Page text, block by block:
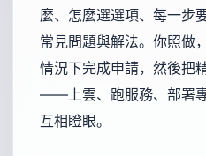
麼、怎麼選選項、每一步
常見問題與解法。你照做
情況下完成申請，然後把
——上雲、跑服務、部署
互相瞪眼。